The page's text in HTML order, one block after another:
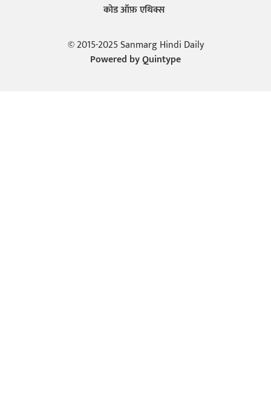
कोड ऑफ़ एथिक्स
© 2015-2025 Sanmarg Hindi Daily
Powered byQuintype